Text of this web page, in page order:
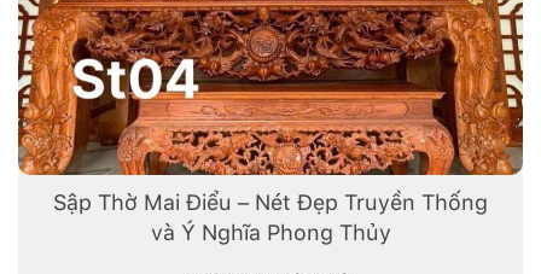
Sập Thờ Mai Điểu – Nét Đẹp Truyền Thống
và Ý Nghĩa Phong Thủy